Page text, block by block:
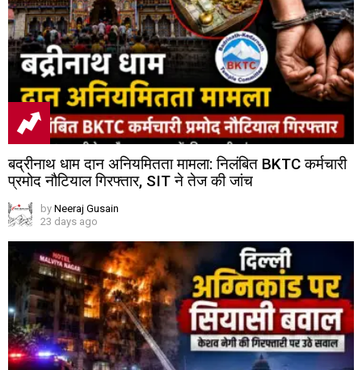
बद्रीनाथ धाम दान अनियमितता मामला: निलंबित BKTC कर्मचारी
प्रमोद नौटियाल गिरफ्तार, SIT ने तेज की जांच
by Neeraj Gusain
23 days ago